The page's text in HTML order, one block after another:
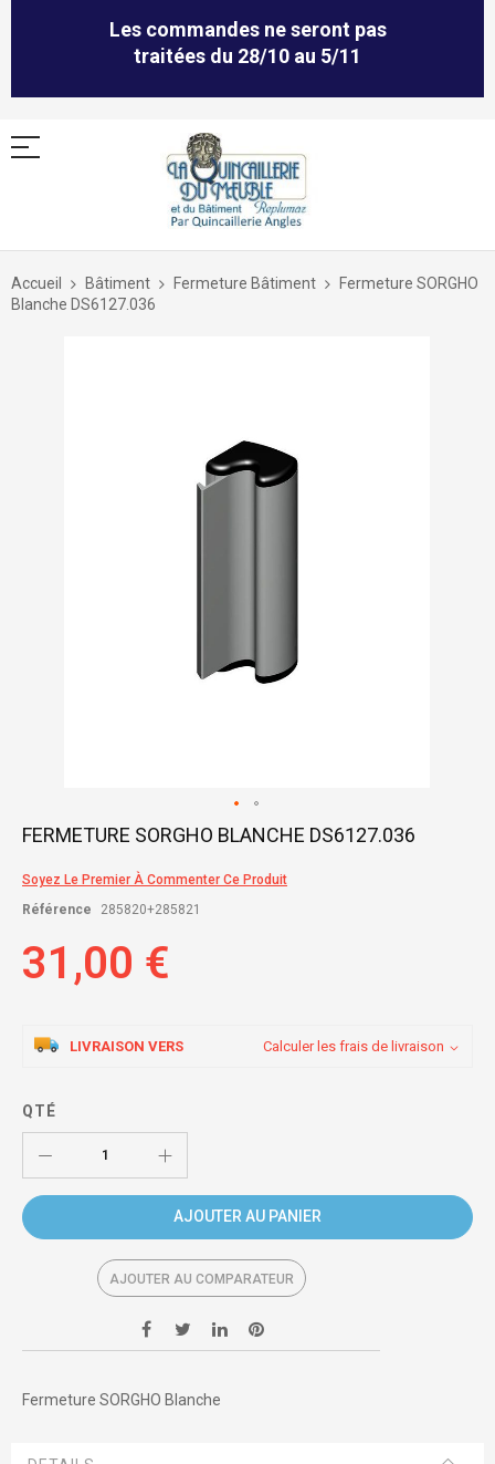
Les commandes ne seront pas
traitées du 28/10 au 5/11
Allez
contenu
Accueil Bâtiment Fermeture Bâtiment
Fermeture SORGHO
Blanche DS6127.036
Skip
beginning
of
gallery
FERMETURE SORGHO BLANCHE DS6127.036
Soyez Le Premier À Commenter Ce Produit
Référence
285820+285821
31,00 €
LIVRAISON VERS Calculer les frais de livraison
QTÉ
AJOUTER AU PANIER
AJOUTER AU COMPARATEUR
Fermeture SORGHO Blanche